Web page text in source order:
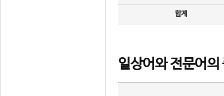
합계
일상어와 전문어의